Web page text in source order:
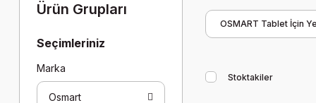
Ürün Grupları
Seçimleriniz
Marka
Osmart
OSMART Tablet İçin
Stoktakiler